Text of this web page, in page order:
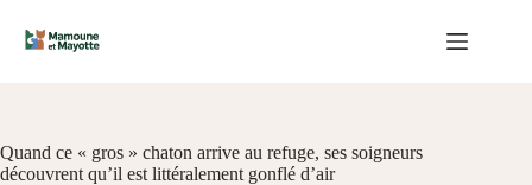
contenu
Quand ce « gros » chaton arrive au refuge, ses soigneurs
découvrent qu’il est littéralement gonflé d’air